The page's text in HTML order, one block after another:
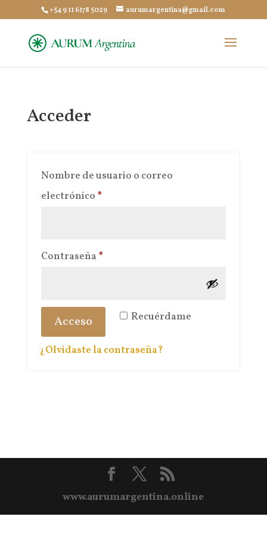
+54 9 11 6178 5029 aurumargentina@gmail.com
Acceder
Nombre de usuario o correo
electrónico *Obligatorio
Contraseña *Obligatorio
Recuérdame
Acceso
¿Olvidaste la contraseña?
www.aurumargentina.online